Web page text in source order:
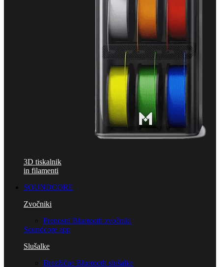
3D tiskalnik
in filamenti
SOUNDCORE
Zvočniki
Prenosni Bluetooth zvočniki
Soundcore app
Slušalke
Brezžične Bluetooth slušalke